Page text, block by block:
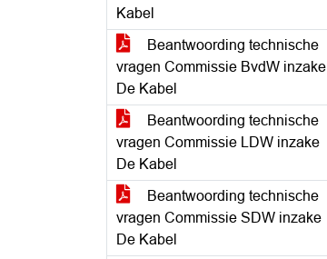
Kabel
Beantwoording technische
vragen Commissie BvdW inzake
De Kabel
Beantwoording technische
vragen Commissie LDW inzake
De Kabel
Beantwoording technische
vragen Commissie SDW inzake
De Kabel